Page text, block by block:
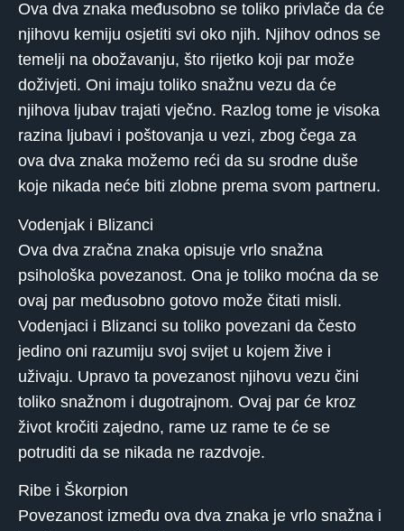
Ova dva znaka međusobno se toliko privlače da će
njihovu kemiju osjetiti svi oko njih. Njihov odnos se
temelji na obožavanju, što rijetko koji par može
doživjeti. Oni imaju toliko snažnu vezu da će
njihova ljubav trajati vječno. Razlog tome je visoka
razina ljubavi i poštovanja u vezi, zbog čega za
ova dva znaka možemo reći da su srodne duše
koje nikada neće biti zlobne prema svom partneru.
Vodenjak i Blizanci
Ova dva zračna znaka opisuje vrlo snažna
psihološka povezanost. Ona je toliko moćna da se
ovaj par međusobno gotovo može čitati misli.
Vodenjaci i Blizanci su toliko povezani da često
jedino oni razumiju svoj svijet u kojem žive i
uživaju. Upravo ta povezanost njihovu vezu čini
toliko snažnom i dugotrajnom. Ovaj par će kroz
život kročiti zajedno, rame uz rame te će se
potruditi da se nikada ne razdvoje.
Ribe i Škorpion
Povezanost između ova dva znaka je vrlo snažna i